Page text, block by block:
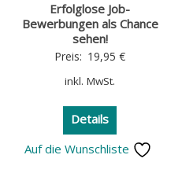
Erfolglose Job-
Bewerbungen als Chance
sehen!
Preis: 19,95€
inkl. MwSt.
Details
Auf die Wunschliste